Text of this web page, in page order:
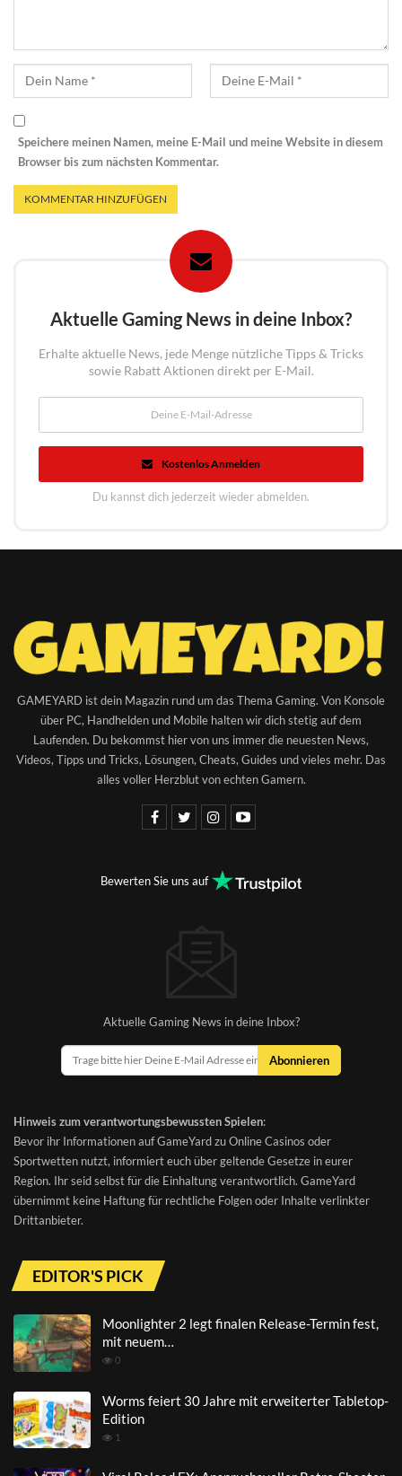
Speichere meinen Namen, meine E-Mail und meine Website in diesem
Browser bis zum nächsten Kommentar.
Aktuelle Gaming News in deine Inbox?
Erhalte aktuelle News, jede Menge nützliche Tipps & Tricks
sowie Rabatt Aktionen direkt per E-Mail.
Kostenlos Anmelden
Du kannst dich jederzeit wieder abmelden.
GAMEYARD ist dein Magazin rund um das Thema Gaming. Von Konsole
über PC, Handhelden und Mobile halten wir dich stetig auf dem
Laufenden. Du bekommst hier von uns immer die neuesten News,
Videos, Tipps und Tricks, Lösungen, Cheats, Guides und vieles mehr. Das
alles voller Herzblut von echten Gamern.
Bewerten Sie uns auf
Aktuelle Gaming News in deine Inbox?
Abonnieren
Hinweis zum verantwortungsbewussten Spielen:
Bevor ihr Informationen auf GameYard zu Online Casinos oder
Sportwetten nutzt, informiert euch über geltende Gesetze in eurer
Region. Ihr seid selbst für die Einhaltung verantwortlich. GameYard
übernimmt keine Haftung für rechtliche Folgen oder Inhalte verlinkter
Drittanbieter.
EDITOR'S PICK
Moonlighter 2 legt finalen Release-Termin fest,
mit neuem…
0
Worms feiert 30 Jahre mit erweiterter Tabletop-
Edition
1